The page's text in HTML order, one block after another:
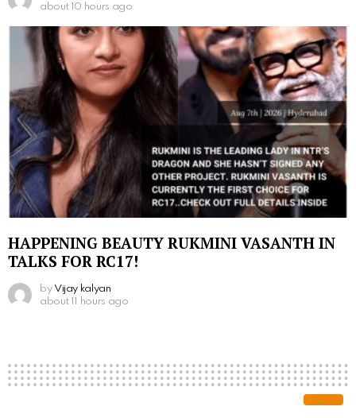
about 10 hours ago
HAPPENING BEAUTY RUKMINI VASANTH IN
TALKS FOR RC17!
by Vijay kalyan
about 11 hours ago